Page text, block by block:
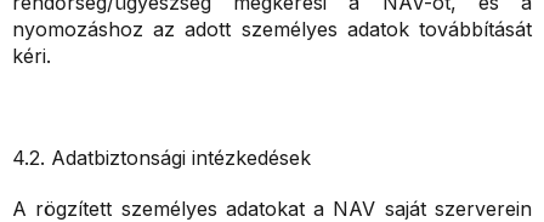
nyomozáshoz az adott személyes adatok továbbítását
kéri.
4.2. Adatbiztonsági intézkedések
A rögzített személyes adatokat a NAV saját szerverein